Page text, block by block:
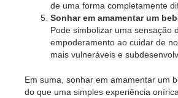
de uma forma completamente
Sonhar em amamentar um
Pode simbolizar uma sensação
empoderamento ao cuidar de
mais vulneráveis ​​e
Em suma, sonhar em amamentar um
do que uma simples experiência